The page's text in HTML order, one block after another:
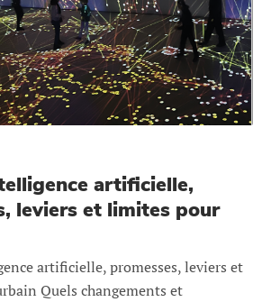
artificielle,
leviers et limites pour
artificielle, promesses, leviers et
Quels changements et